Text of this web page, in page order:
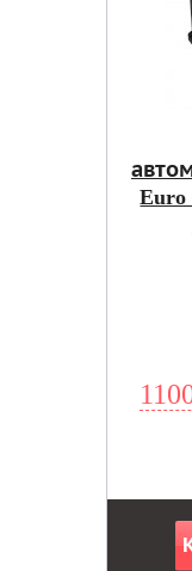
Euro